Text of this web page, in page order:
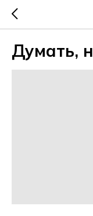
Думать,